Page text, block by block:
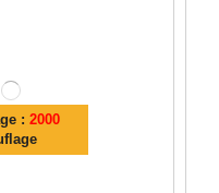
: 2000